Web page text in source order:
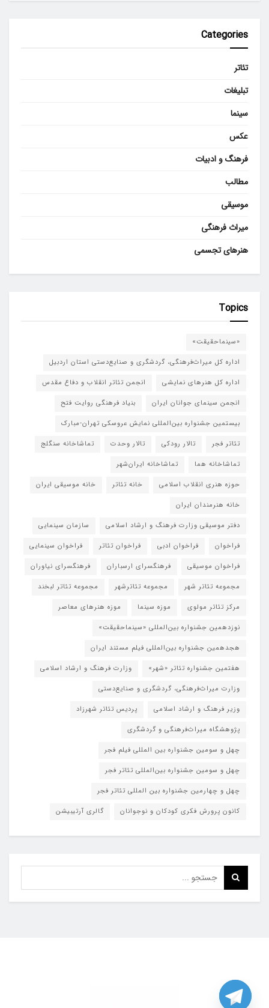
Categories
تئاتر
تبلیغات
سینما
عکس
فرهنگ و ادبیات
مطالب
موسیقی
میراث فرهنگی
هنرهای تجسمی
Topics
«سینماحقیقت»
اداره کل میراث‌فرهنگی، گردشگری و صنایع‌دستی استان اردبیل
اداره کل هنرهای نمایشی
انجمن تئاتر انقلاب و دفاع مقدس
انجمن سینمای جوانان ایران
بنیاد فرهنگی روایت فتح
بیستمین جشنواره بین‌المللی نمایش عروسکی تهران-مبارک
تئاتر فجر
تالار رودکی تالار وحدت
تماشاخانه سنگلج
تماشاخانه هما
تماشاخانه‌ ایران‌شهر
حوزه هنری انقلاب اسلامی
خانه تئاتر
خانه موسیقی ایران
خانه هنرمندان ایران
دفتر موسیقی وزارت فرهنگ و ارشاد اسلامی
سازمان سینمایی
فراخوان
فراخوان ادبی فراخوان تئاتر
فراخوان سینمایی
فراخوان موسیقی
فرهنگسرای ارسباران
فرهنگسرای نیاوران
مجموعه تئاتر شهر
مجموعه تئاترشهر
مجموعه تئاتر لبخند
مرکز تئاتر مولوی
موزه سینما
موزه هنرهای معاصر
نوزدهمین جشنواره بین‌المللی «سینماحقیقت»
هجدهمین جشنواره بین‌المللی فیلم مستند ایران
هفتمین جشنواره تئاتر «شهر»
وزارت فرهنگ و ارشاد اسلامی
وزارت میراث‌فرهنگی، گردشگری و صنایع‌دستی
وزیر فرهنگ و ارشاد اسلامی
پردیس تئاتر شهرزاد
پژوهشگاه میراث‌فرهنگی و گردشگری
چهل و سومین جشنواره بین المللی فیلم فجر
چهل و سومین جشنواره بین‌المللی تئاتر فجر
چهل و چهارمین جشنواره بین المللی تئاتر فجر
کانون پرورش فکری کودکان و نوجوانان
گالری آرتیبیشن